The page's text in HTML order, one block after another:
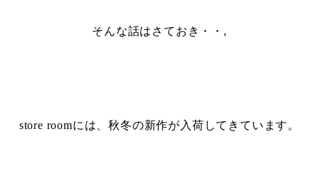
そんな話はさておき・・,
store roomには、秋冬の新作が入荷してきています。